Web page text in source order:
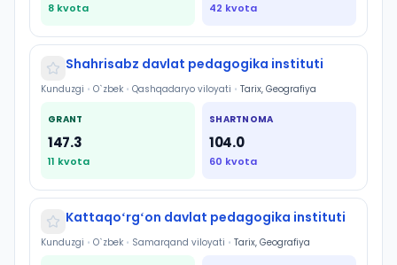
8 kvota 42 kvota
Shahrisabz davlat pedagogika instituti
Kunduzgi • O`zbek • Qashqadaryo viloyati • Tarix, Geografiya
GRANT
147.3
11 kvota
SHARTNOMA
104.0
60 kvota
Kattaqoʻrgʻon davlat pedagogika instituti
Kunduzgi • O`zbek • Samarqand viloyati • Tarix, Geografiya